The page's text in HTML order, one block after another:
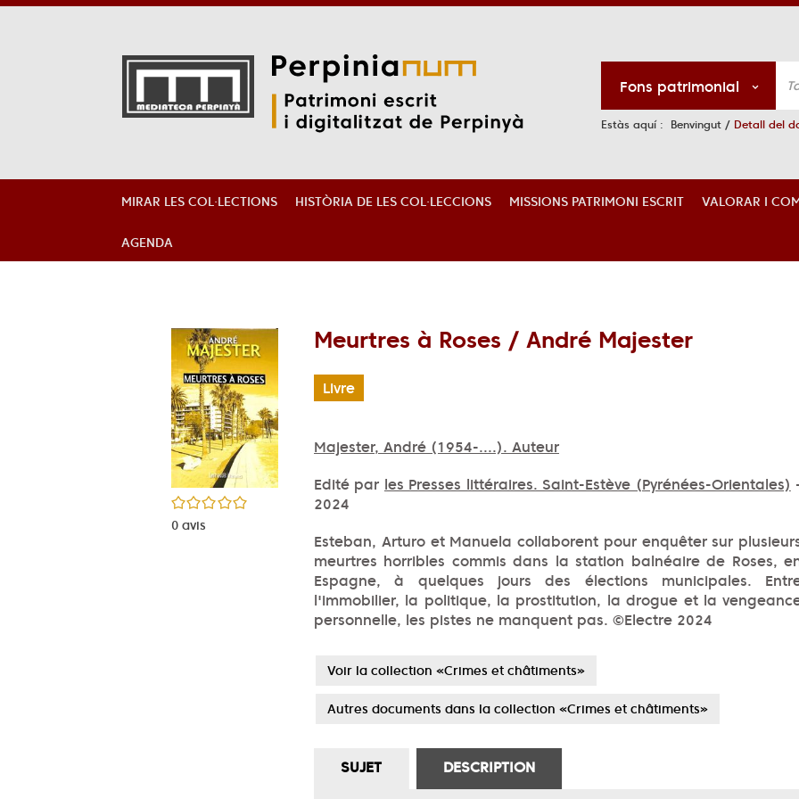
menu
contenu
la
recherche
Fons patrimonial
Estàs aquí : Benvingut / Detall del
MIRAR LES COL·LECTIONS HISTÒRIA DE LES COL·LECCIONS MISSIONS PATRIMONI ESCRIT VALORAR I
AGENDA
/5
0 avis
Meurtres à Roses / André Majester
Livre
Majester, André (1954-....). Auteur
Edité par les Presses littéraires. Saint-Estève (Pyrénées-Orientales)
2024
Esteban, Arturo et Manuela collaborent pour enquêter sur
meurtres horribles commis dans la station balnéaire de Roses,
Espagne, à quelques jours des élections municipales.
l'immobilier, la politique, la prostitution, la drogue et la
personnelle, les pistes ne manquent pas. ©Electre 2024
Voir la collection «Crimes et châtiments»
Autres documents dans la collection «Crimes et châtiments»
SUJET DESCRIPTION